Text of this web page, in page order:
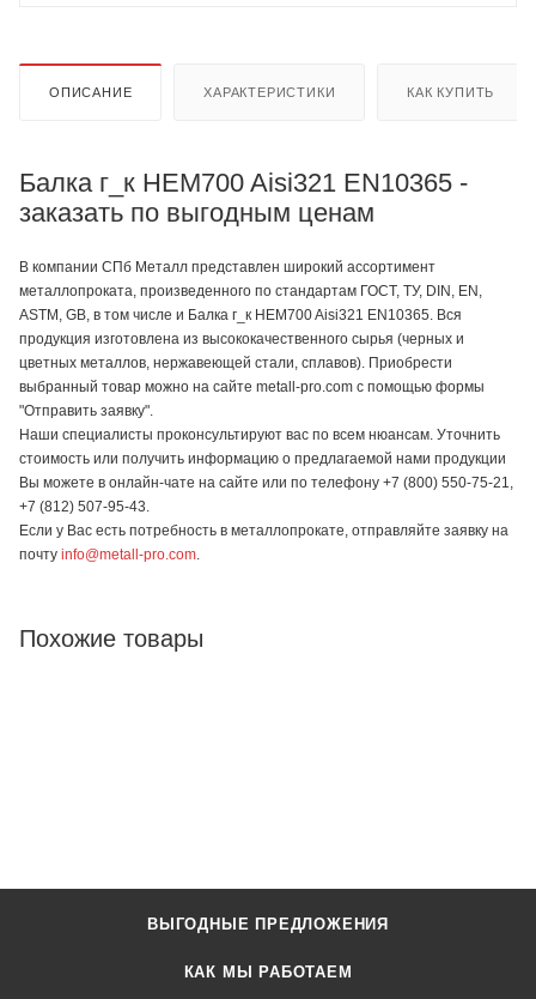
ОПИСАНИЕ ХАРАКТЕРИСТИКИ КАК КУПИТЬ
Балка г_к HEM700 Aisi321 EN10365 -
заказать по выгодным ценам
В компании СПб Металл представлен широкий ассортимент
металлопроката, произведенного по стандартам ГОСТ, ТУ, DIN, EN,
ASTM, GB, в том числе и Балка г_к HEM700 Aisi321 EN10365. Вся
продукция изготовлена из высококачественного сырья (черных и
цветных металлов, нержавеющей стали, сплавов). Приобрести
выбранный товар можно на сайте metall-pro.com с помощью формы
"Отправить заявку".
Наши специалисты проконсультируют вас по всем нюансам. Уточнить
стоимость или получить информацию о предлагаемой нами продукции
Вы можете в онлайн-чате на сайте или по телефону +7 (800) 550-75-21,
+7 (812) 507-95-43.
Если у Вас есть потребность в металлопрокате, отправляйте заявку на
почту info@metall-pro.com
Похожие товары
ВЫГОДНЫЕ ПРЕДЛОЖЕНИЯ
КАК МЫ РАБОТАЕМ